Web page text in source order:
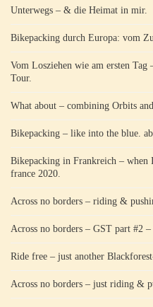
Unterwegs – & die Heimat in mir.
Bikepacking durch Europa: vom
Vom Losziehen wie am ersten
Tour.
What about – combining Orbits
Bikepacking – like into the blue.
Bikepacking in Frankreich – when
france 2020.
Across no borders – riding &
Across no borders – GST part #2
Ride free – just another
Across no borders – just riding &